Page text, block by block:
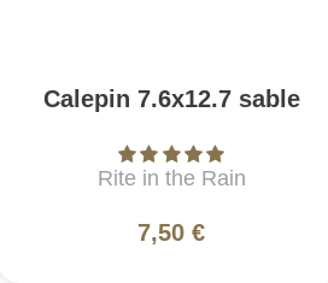
Calepin 7.6x12.7 sable
Rite in the Rain
7,50 €